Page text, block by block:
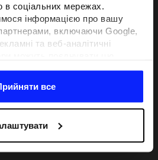
в соціальних мережах.
інформацією про вашу
включаючи Google,
та веб-аналітичні
використання вами їхніх
також можемо ділитися
покращення відображення
проведення аналітики,
вдосконалення рішень, які
все